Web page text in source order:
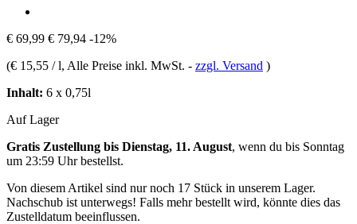
€ 69,99 € 79,94 -12%
(€ 15,55 / l, Alle Preise inkl. MwSt. - zzgl. Versand )
Inhalt: 6 x 0,75l
Auf Lager
Gratis Zustellung bis Dienstag, 11. August, wenn du bis Sonntag
um 23:59 Uhrbestellst.
Von diesem Artikel sind nur noch 17 Stück in unserem Lager.
Nachschub ist unterwegs! Falls mehr bestellt wird, könnte dies das
Zustelldatum beeinflussen.